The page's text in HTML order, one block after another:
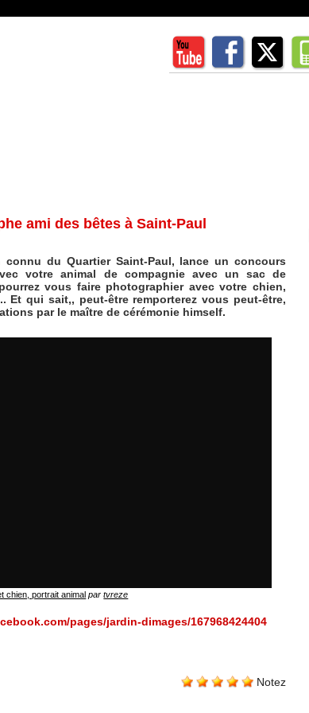
ami des bêtes à Saint-Paul
connu du Quartier Saint-Paul, lance un concours
votre animal de compagnie avec un sac de
vous faire photographier avec votre chien,
Et qui sait,, peut-être remporterez vous peut-être,
par le maître de cérémonie himself.
chien, portrait animal partvreze
pages/jardin-dimages/167968424404
Notez